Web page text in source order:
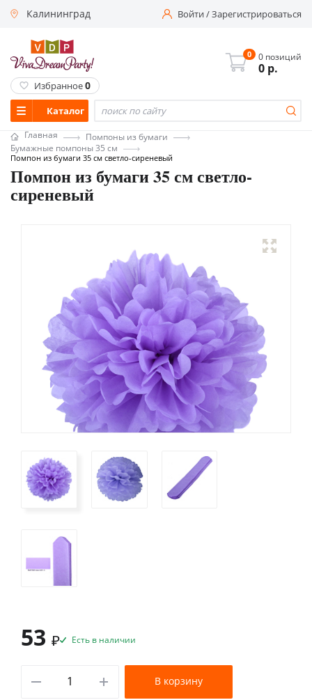
Калининград Войти/Зарегистрироваться
Каталог
0 0 позиций
0 р.
Избранное0
Главная
Помпоны из бумаги
Бумажные помпоны 35 см
Помпон из бумаги 35 см светло-сиреневый
Помпон из бумаги 35 см светло-
сиреневый
53 ₽ Есть в наличии
В корзину